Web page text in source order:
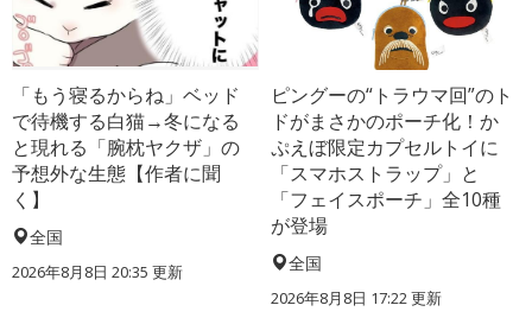
「もう寝るからね」ベッド
で待機する白猫→冬になる
と現れる「腕枕ヤクザ」の
予想外な生態【作者に聞
く】
全国
2026年8月8日 20:35 更新
ピングーの“トラウマ回”のト
ドがまさかのポーチ化！か
ぷえぼ限定カプセルトイに
「スマホストラップ」と
「フェイスポーチ」全10種
が登場
全国
2026年8月8日 17:22更新